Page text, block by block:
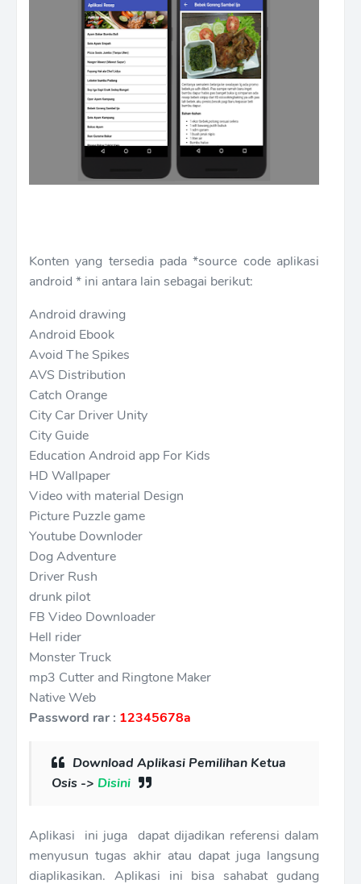
Konten yang tersedia pada *source code aplikasi
android * ini antara lain sebagai berikut:
Android drawing
Android Ebook
Avoid The Spikes
AVS Distribution
Catch Orange
City Car Driver Unity
City Guide
Education Android app For Kids
HD Wallpaper
Video with material Design
Picture Puzzle game
Youtube Downloder
Dog Adventure
Driver Rush
drunk pilot
FB Video Downloader
Hell rider
Monster Truck
mp3 Cutter and Ringtone Maker
Native Web
Password rar : 12345678a
Download Aplikasi Pemilihan Ketua
Osis -> Disini
Aplikasi ini juga dapat dijadikan referensi dalam
menyusun tugas akhir atau dapat juga langsung
diaplikasikan. Aplikasi ini bisa sahabat gudang